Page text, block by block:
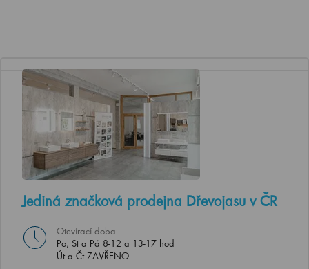
Jediná značková prodejna Dřevojasu v ČR
Otevírací doba
Po, St a Pá 8-12 a 13-17 hod
Út a Čt ZAVŘENO